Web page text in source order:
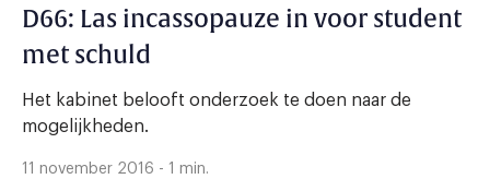
D66: Las incassopauze in voor student
met schuld
Het kabinet belooft onderzoek te doen naar de
mogelijkheden.
11 november 2016 - 1 min.